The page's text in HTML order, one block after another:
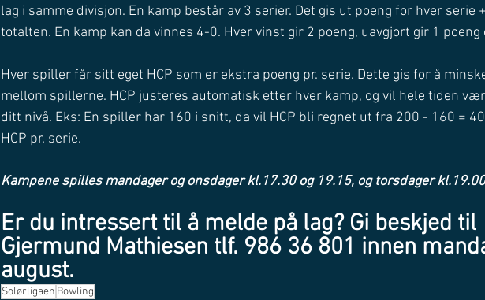
lag i samme divisjon. En kamp består av 3 serier. Det gis ut poeng for hver serie
totalten. En kamp kan da vinnes 4-0. Hver vinst gir 2 poeng, uavgjort gir 1 poeng
Hver spiller får sitt eget HCP som er ekstra poeng pr. serie. Dette gis for å
mellom spillerne. HCP justeres automatisk etter hver kamp, og vil hele tiden
ditt nivå. Eks: En spiller har 160 i snitt, da vil HCP bli regnet ut fra 200 - 160 =
HCP pr. serie.
Kampene spilles mandager og onsdager kl.17.30 og 19.15, og torsdager kl.19.00
Er du intressert til å melde på lag? Gi beskjed til
Gjermund Mathiesen tlf. 986 36 801 innen
august.
Solørligaen Bowling